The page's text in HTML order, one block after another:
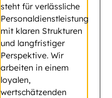
steht für verlässliche
Personaldienstleistung
mit klaren Strukturen
und langfristiger
Perspektive. Wir
arbeiten in einem
loyalen,
wertschätzenden